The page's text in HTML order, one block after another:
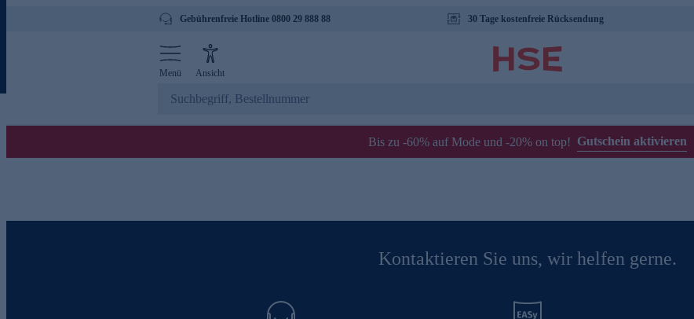
Gebührenfreie Hotline 0800 29 888 88 30 Tage kostenfreie Rücksendung
Menü Ansicht
Bis zu -60% auf Mode und -20% on top! Gutschein aktivieren
Kontaktieren Sie uns, wir helfen gerne.